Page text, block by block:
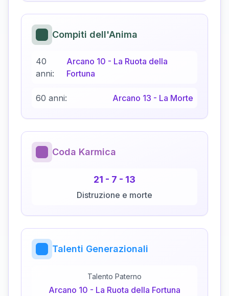
Compiti dell'Anima
40
anni:
Arcano 10 - La Ruota della
Fortuna
60 anni: Arcano 13 - La Morte
Coda Karmica
21 - 7 - 13
Distruzione e morte
Talenti Generazionali
Talento Paterno
Arcano 10 - La Ruota della Fortuna